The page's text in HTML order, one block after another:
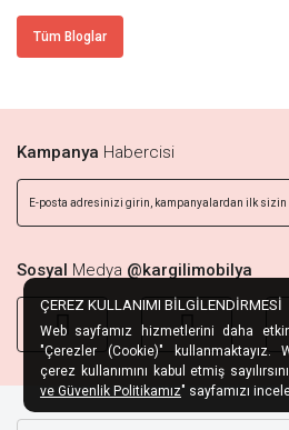
Tüm Bloglar
Kampanya Habercisi
Sosyal Medya @kargilimobilya
ÇEREZ KULLANIMI BİLGİLENDİRMESİ
Web sayfamız hizmetlerini daha
"Çerezler (Cookie)" kullanmaktayız.
çerez kullanımını kabul etmiş
ve Güvenlik Politikamız" sayfamızı